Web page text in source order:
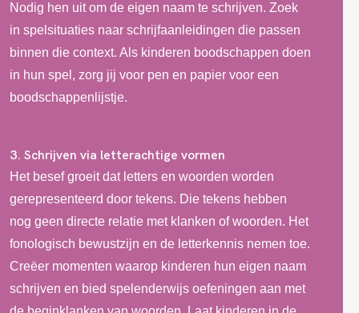
Nodig hen uit om de eigen naam te schrijven. Zoek
in spelsituaties naar schrijfaanleidingen die passen
binnen die context. Als kinderen boodschappen doen
in hun spel, zorg jij voor pen en papier voor een
boodschappenlijstje.
3. Schrijven via letterachtige vormen
Het besef groeit dat letters en woorden worden
gerepresenteerd door tekens. Die tekens hebben
nog geen directe relatie met klanken of woorden. Het
fonologisch bewustzijn en de letterkennis nemen toe.
Creëer momenten waarop kinderen hun eigen naam
schrijven en bied spelenderwijs oefeningen aan met